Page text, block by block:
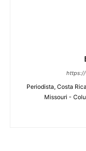
https://
Periodista, Costa
Missouri -